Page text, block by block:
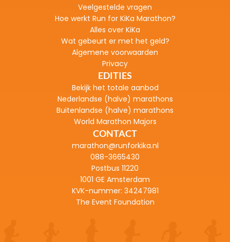
Veelgestelde vragen
Hoe werkt Run for KiKa Marathon?
Alles over KiKa
Wat gebeurt er met het geld?
Algemene voorwaarden
Privacy
EDITIES
Bekijk het totale aanbod
Nederlandse (halve) marathons
Buitenlandse (halve) marathons
World Marathon Majors
CONTACT
marathon@runforkika.nl
088-3665430
Postbus 11220
1001 GE Amsterdam
KVK-nummer: 34247981
The Event Foundation